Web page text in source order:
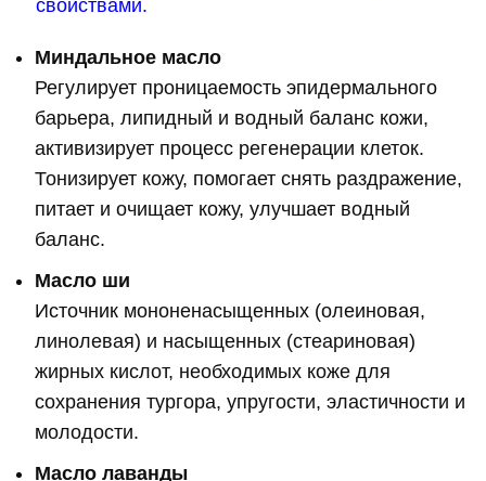
Миндальное масло
Регулирует проницаемость эпидермального
барьера, липидный и водный баланс кожи,
активизирует процесс регенерации клеток.
Тонизирует кожу, помогает снять раздражение,
питает и очищает кожу, улучшает водный
баланс.
Масло ши
Источник мононенасыщенных (олеиновая,
линолевая) и насыщенных (стеариновая)
жирных кислот, необходимых коже для
сохранения тургора, упругости, эластичности и
молодости.
Масло лаванды